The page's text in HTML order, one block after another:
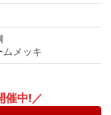
メッキ
催中!／